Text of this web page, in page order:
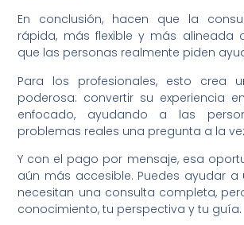
En conclusión, hacen que la
rápida, más flexible y más alineada
que las personas realmente piden
Para los profesionales, esto crea
poderosa: convertir su experiencia
enfocado, ayudando a las
problemas reales una pregunta a la
Y con el pago por mensaje, esa
aún más accesible. Puedes ayudar a
necesitan una consulta completa,
conocimiento, tu perspectiva y tu guía.